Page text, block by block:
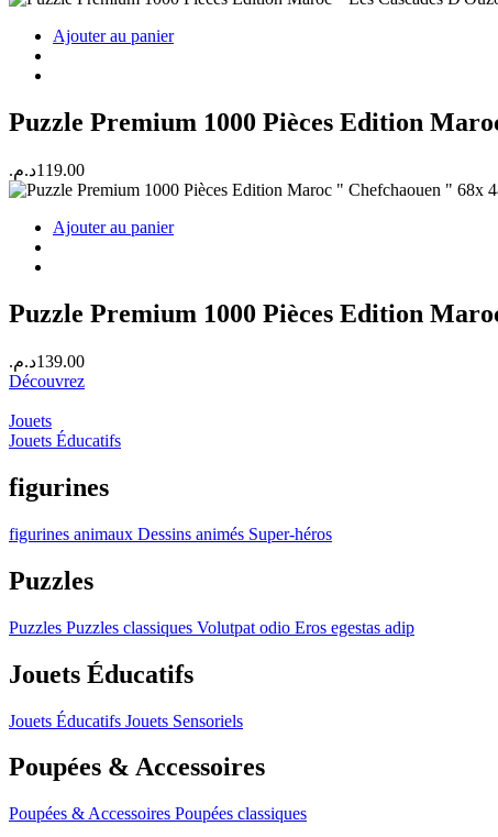
Ajouter au panier
Puzzle Premium 1000 Pièces Edition
119.00د.م.
Ajouter au panier
Puzzle Premium 1000 Pièces Edition
139.00د.م.
Découvrez
Jouets
Jouets Éducatifs
figurines
figurines animaux Dessins animés Super-héros
Puzzles
Puzzles Puzzles classiques Volutpat odio Eros egestas adip
Jouets Éducatifs
Jouets Éducatifs Jouets Sensoriels
Poupées & Accessoires
Poupées & Accessoires Poupées classiques